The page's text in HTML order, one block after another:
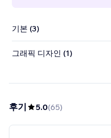
기본 (3)
그래픽 디자인 (1)
후기 5.0(65)